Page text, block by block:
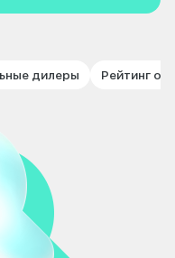
дилеры Рейтинг